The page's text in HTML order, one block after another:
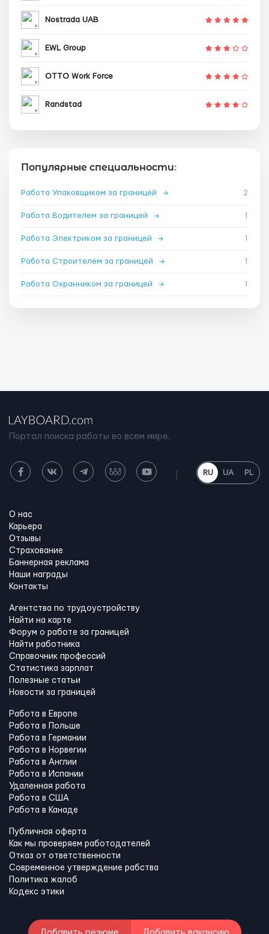
Nostrada UAB
EWL Group
OTTO Work Force
Randstad
Популярные специальности:
Работа Упаковщиком за границей → 2
Работа Водителем за границей → 1
Работа Электриком за границей → 1
Работа Строителем за границей → 1
Работа Охранником за границей → 1
Портал поиска работы во всем мире.
RU UA PL
О нас
Карьера
Отзывы
Страхование
Баннерная реклама
Наши награды
Контакты
Агентства по трудоустройству
Найти на карте
Форум о работе за границей
Найти работника
Справочник профессий
Статистика зарплат
Полезные статьи
Новости за границей
Работа в Европе
Работа в Польше
Работа в Германии
Работа в Норвегии
Работа в Англии
Работа в Испании
Удаленная работа
Работа в США
Работа в Канадe
Публичная оферта
Как мы проверяем работодателей
Отказ от ответственности
Современное утверждение рабства
Политика жалоб
Кодекс этики